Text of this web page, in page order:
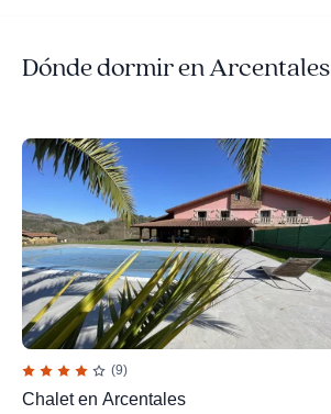
Dónde dormir en Arcentales
(9)
Chalet en Arcentales